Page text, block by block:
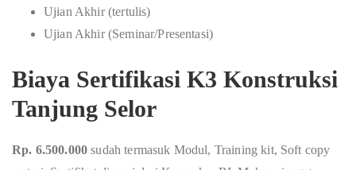
Ujian Akhir (tertulis)
Ujian Akhir (Seminar/Presentasi)
Biaya Sertifikasi K3 Konstruksi
Tanjung Selor
Rp. 6.500.000sudah termasuk Modul, Training kit, Soft copy